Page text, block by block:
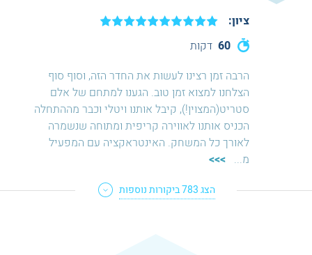
60 דקות
ציון:
הרבה זמן רצינו לעשות את החדר הזה, וסוף סוף
הצלחנו למצוא זמן טוב. הגענו למתחם של אלם
סטריט(המצוין!), קיבל אותנו ויטלי וכבר מההתחלה
הכניס אותנו לאווירה קריפית ומתוחה שנשמרה
לאורך כל המשחק. האינטראקציה עם המפעיל
מ...
>>>
הצג783ביקורות נוספות